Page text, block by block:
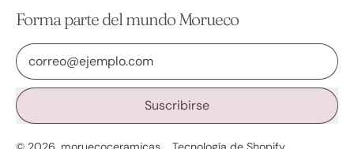
Forma parte del mundo Morueco
Dirección de correo electrónico
Suscribirse